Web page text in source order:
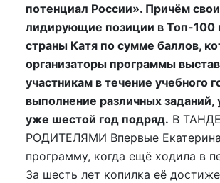
потенциал России». Причём свои
лидирующие позиции в Топ-100
страны Катя по сумме баллов,
организаторы программы
участникам в течение учебного
выполнение различных заданий,
уже шестой год подряд. В
РОДИТЕЛЯМИ Впервые
программу, когда ещё ходила в
За шесть лет копилка её